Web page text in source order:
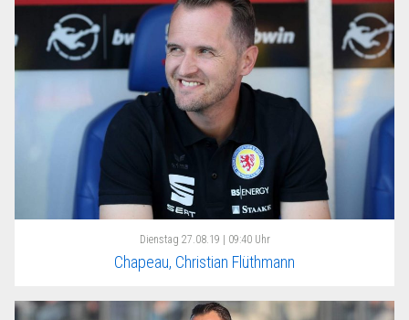
Dienstag 27.08.19 | 09:40 Uhr
Chapeau, Christian Flüthmann